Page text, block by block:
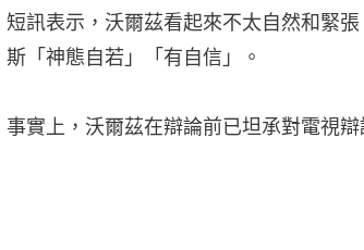
短訊表示，沃爾茲看起來不太自然和緊
斯「神態自若」「有自信」。
事實上，沃爾茲在辯論前已坦承對電視辯